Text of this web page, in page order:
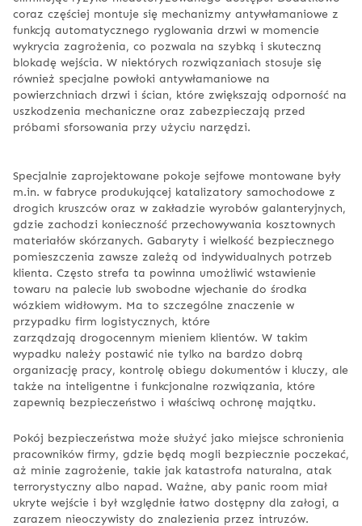
coraz częściej montuje się mechanizmy antywłamaniowe z
funkcją automatycznego ryglowania drzwi w momencie
wykrycia zagrożenia, co pozwala na szybką i skuteczną
blokadę wejścia. W niektórych rozwiązaniach stosuje się
również specjalne powłoki antywłamaniowe na
powierzchniach drzwi i ścian, które zwiększają odporność na
uszkodzenia mechaniczne oraz zabezpieczają przed
próbami sforsowania przy użyciu narzędzi.
Specjalnie zaprojektowane pokoje sejfowe montowane były
m.in. w fabryce produkującej katalizatory samochodowe z
drogich kruszców oraz w zakładzie wyrobów galanteryjnych,
gdzie zachodzi konieczność przechowywania kosztownych
materiałów skórzanych. Gabaryty i wielkość bezpiecznego
pomieszczenia zawsze zależą od indywidualnych potrzeb
klienta. Często strefa ta powinna umożliwić wstawienie
towaru na palecie lub swobodne wjechanie do środka
wózkiem widłowym. Ma to szczególne znaczenie w
przypadku firm logistycznych, które
zarządzają drogocennym mieniem klientów. W takim
wypadku należy postawić nie tylko na bardzo dobrą
organizację pracy, kontrolę obiegu dokumentów i kluczy, ale
także na inteligentne i funkcjonalne rozwiązania, które
zapewnią bezpieczeństwo i właściwą ochronę majątku.
Pokój bezpieczeństwa może służyć jako miejsce schronienia
pracowników firmy, gdzie będą mogli bezpiecznie poczekać,
aż minie zagrożenie, takie jak katastrofa naturalna, atak
terrorystyczny albo napad. Ważne, aby panic room miał
ukryte wejście i był względnie łatwo dostępny dla załogi, a
zarazem nieoczywisty do znalezienia przez intruzów.